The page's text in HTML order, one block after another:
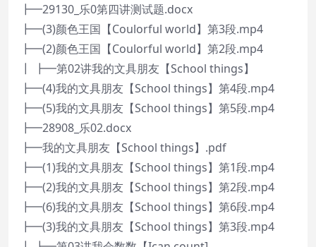
┣━29130_乐0第四讲测试题.docx
┣━(3)颜色王国【Coulorful world】第3段.mp4
┣━(2)颜色王国【Coulorful world】第2段.mp4
┃ ┣━第02讲我的文具朋友【School things】
┣━(4)我的文具朋友【School things】第4段.mp4
┣━(5)我的文具朋友【School things】第5段.mp4
┣━28908_乐02.docx
┣━我的文具朋友【School things】.pdf
┣━(1)我的文具朋友【School things】第1段.mp4
┣━(2)我的文具朋友【School things】第2段.mp4
┣━(6)我的文具朋友【School things】第6段.mp4
┣━(3)我的文具朋友【School things】第3段.mp4